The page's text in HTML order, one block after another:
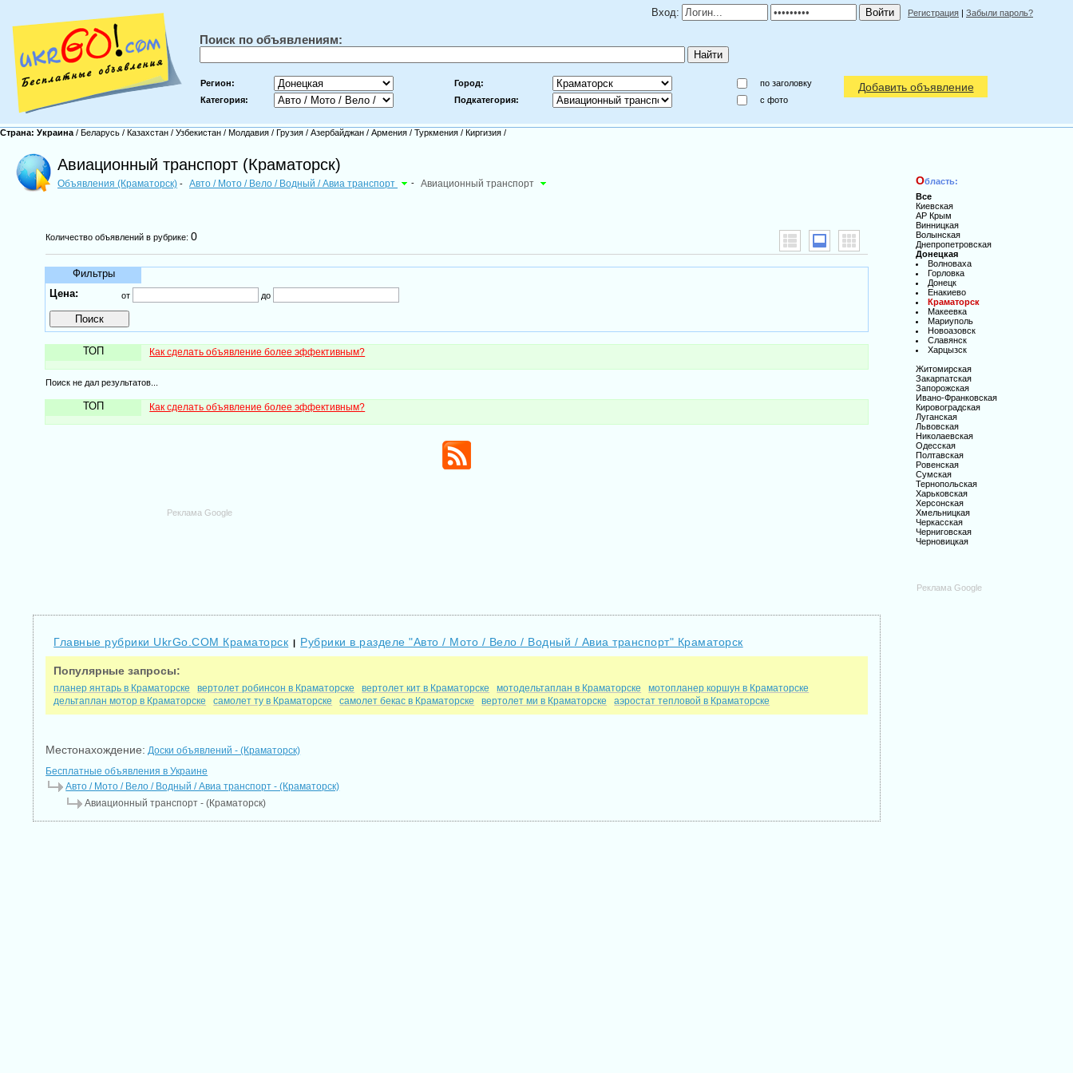
Вход: Регистрация | Забыли пароль?
Поиск по объявлениям:
Регион: Город:
по заголовку
Категория:
Подкатегория: c фото
Добавить объявление
Страна: Украина / Беларусь / Казахстан / Узбекистан / Молдавия / Грузия / Азербайджан / Армения / Туркмения / Киргизия /
Авиационный транспорт (Краматорск)
Объявления (Краматорск) - Авто / Мото / Вело / Водный / Авиа транспорт - Авиационный транспорт
Количество объявлений в рубрике:0
Фильтры
Цена:
от до
ТОП Как сделать объявление более эффективным?
Поиск не дал результатов...
ТОП Как сделать объявление более эффективным?
Реклама Google
Главные рубрики UkrGo.COM Краматорск | Рубрики в разделе "Авто / Мото / Вело / Водный / Авиа транспорт" Краматорск
Популярные запросы:
планер янтарь в Краматорске вертолет робинсон в Краматорске вертолет кит в Краматорске мотодельтаплан в Краматорске
мотопланер коршун в Краматорске
дельтаплан мотор в Краматорске
самолет ту в Краматорске самолет бекас в Краматорске вертолет ми в Краматорске аэростат тепловой в Краматорске
Местонахождение: Доски объявлений - (Краматорск)
Бесплатные объявления в Украине
Авто / Мото / Вело / Водный / Авиа транспорт - (Краматорск)
Авиационный транспорт - (Краматорск)
Область:
Все
Киевская
АР Крым
Винницкая
Волынская
Днепропетровская
Донецкая
Волноваха
Горловка
Донецк
Енакиево
Краматорск
Макеевка
Мариуполь
Новоазовск
Славянск
Харцызск
Житомирская
Закарпатская
Запорожская
Ивано-Франковская
Кировоградская
Луганская
Львовская
Николаевская
Одесская
Полтавская
Ровенская
Сумская
Тернопольская
Харьковская
Херсонская
Хмельницкая
Черкасская
Черниговская
Черновицкая
Реклама Google